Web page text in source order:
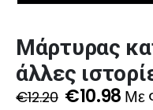
Μάρτυρας
άλλες
€12.20 Original
€10.98ΗΜε